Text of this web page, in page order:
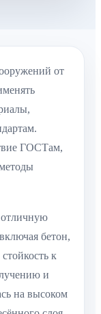
от
ГОСТам,
бетон,
к
и
на высоком